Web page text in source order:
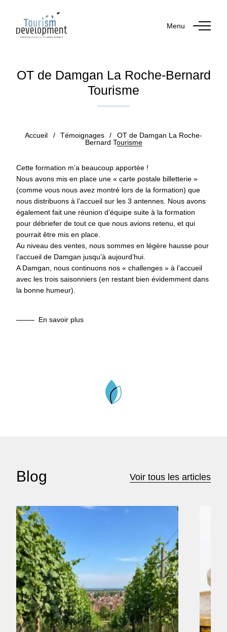
Menu
OT de Damgan La Roche-Bernard
Tourisme
Accueil / Témoignages /
OT de Damgan La Roche-
Bernard Tourisme
Cette formation m’a beaucoup apportée !
Nous avons mis en place une « carte postale billetterie »
(comme vous nous avez montré lors de la formation) que
nous distribuons à l’accueil sur les 3 antennes. Nous avons
également fait une réunion d’équipe suite à la formation
pour débriefer de tout ce que nous avions retenu, et qui
pourrait être mis en place.
Au niveau des ventes, nous sommes en légère hausse pour
l’accueil de Damgan jusqu’à aujourd’hui.
A Damgan, nous continuons nos « challenges » à l’accueil
avec les trois saisonniers (en restant bien évidemment dans
la bonne humeur).
En savoir plus
Blog Voir tous les articles